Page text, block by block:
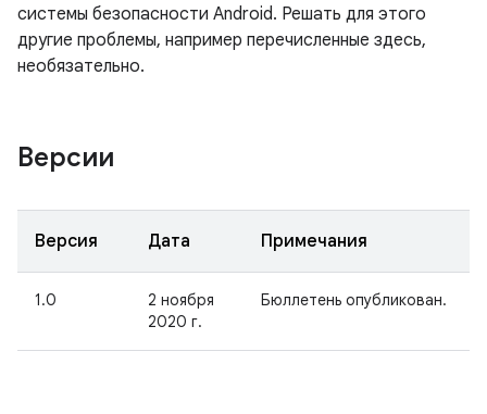
системы безопасности Android. Решать для этого
другие проблемы, например перечисленные здесь,
необязательно.
Версии
Версия Дата Примечания
1.0
2 ноября
2020 г.
Бюллетень опубликован.